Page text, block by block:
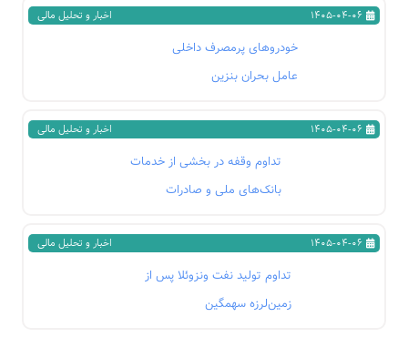
1405-04-06 اخبار و تحلیل مالی
خودروهای پرمصرف داخلی
عامل بحران بنزین
1405-04-06 اخبار و تحلیل مالی
تداوم وقفه در بخشی از خدمات
بانک‌های ملی و صادرات
1405-04-06 اخبار و تحلیل مالی
تداوم تولید نفت ونزوئلا پس از
زمین‌لرزه سهمگین